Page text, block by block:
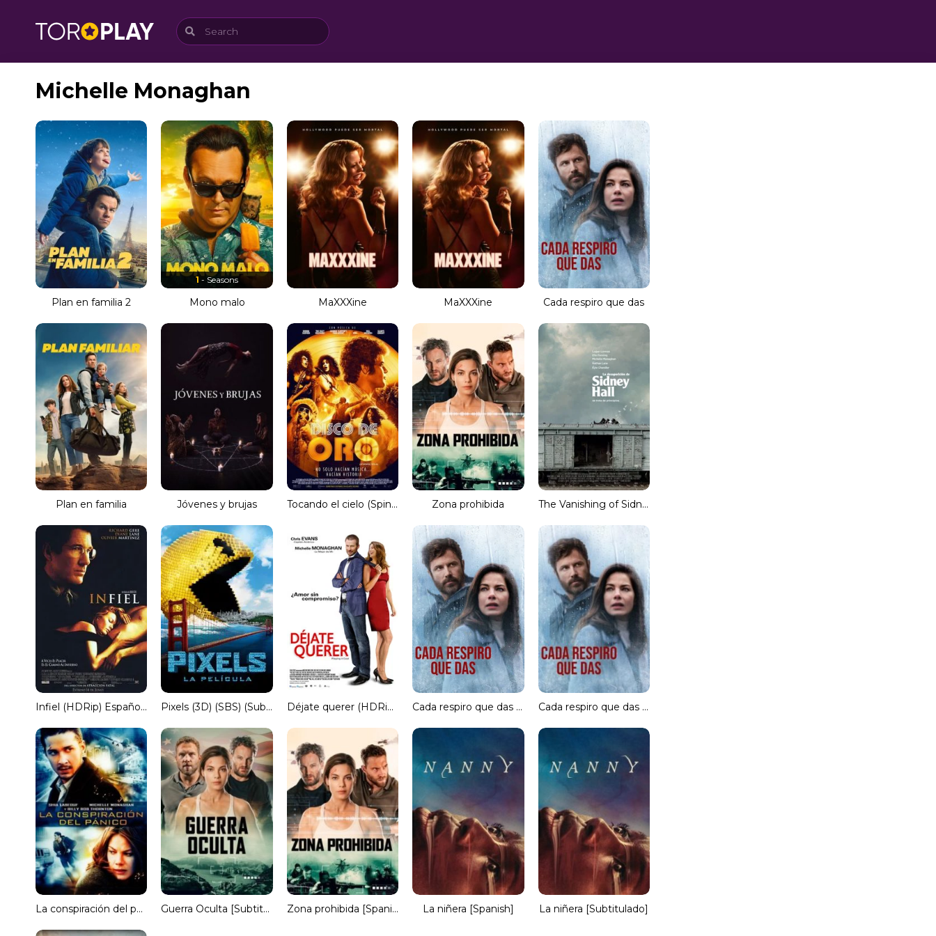
Michelle Monaghan
Plan en familia 2
1- Seasons
Mono malo MaXXXine MaXXXine Cada respiro que das
Plan en familia Jóvenes y brujas Tocando el cielo (Spinning Gold) Zona prohibida The Vanishing of Sidney Hall [2017] [DVD9]
Infiel (HDRip) Español Torrent Pixels (3D) (SBS) (Subtitulado) Torrent Déjate querer (HDRip) Español Torrent Cada respiro que das (HDRip) Torrent Cada respiro que das [Spanish]
La conspiración del pánico [Spanish] Guerra Oculta [Subtitulado] Zona prohibida [Spanish] La niñera [Spanish] La niñera [Subtitulado]